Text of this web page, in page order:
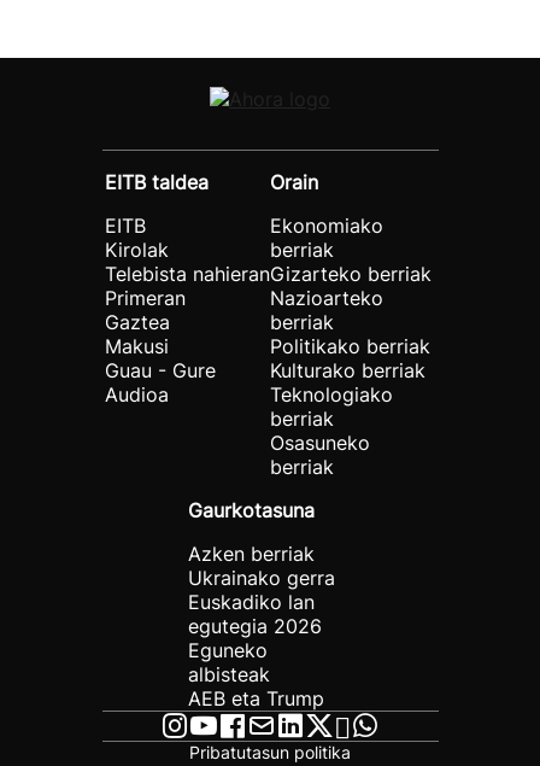
EITB taldea
EITB
Kirolak
Telebista nahieran
Primeran
Gaztea
Makusi
Guau - Gure
Audioa
Orain
Ekonomiako
berriak
Gizarteko berriak
Nazioarteko
berriak
Politikako berriak
Kulturako berriak
Teknologiako
berriak
Osasuneko
berriak
Gaurkotasuna
Azken berriak
Ukrainako gerra
Euskadiko lan
egutegia 2026
Eguneko
albisteak
AEB eta Trump
Pribatutasun politika